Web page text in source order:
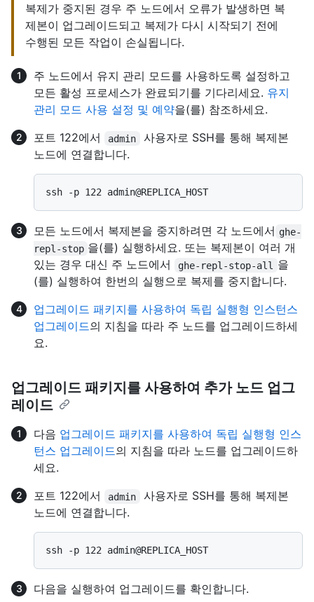
복제가 중지된 경우 주 노드에서 오류가 발생하면 복
제본이 업그레이드되고 복제가 다시 시작되기 전에
수행된 모든 작업이 손실됩니다.
주 노드에서 유지 관리 모드를 사용하도록 설정하고
모든 활성 프로세스가 완료되기를 기다리세요. 유지
관리 모드 사용 설정 및 예약을(를) 참조하세요.
포트 122에서
admin
사용자로 SSH를 통해 복제본
노드에 연결합니다.
모든 노드에서 복제본을 중지하려면 각 노드에서 ghe-
repl-stop 을(를) 실행하세요. 또는 복제본이 여러 개
있는 경우 대신 주 노드에서
ghe-repl-stop-all
을
(를) 실행하여 한번의 실행으로 복제를 중지합니다.
업그레이드 패키지를 사용하여 독립 실행형 인스턴스
업그레이드의 지침을 따라 주 노드를 업그레이드하세
요.
업그레이드 패키지를 사용하여 추가 노드 업그
레이드
다음 업그레이드 패키지를 사용하여 독립 실행형 인스
턴스 업그레이드의 지침을 따라 노드를 업그레이드하
세요.
포트 122에서
admin
사용자로 SSH를 통해 복제본
노드에 연결합니다.
다음을 실행하여 업그레이드를 확인합니다.